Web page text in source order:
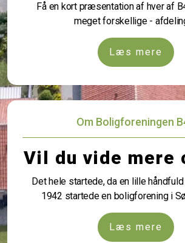
Få en kort præsentation af hver af
meget forskellige -
Læs mere
Om Boligforeningen
Vil du vide mere
Det hele startede, da en lille
1942 startede en boligforening i
Læs mere